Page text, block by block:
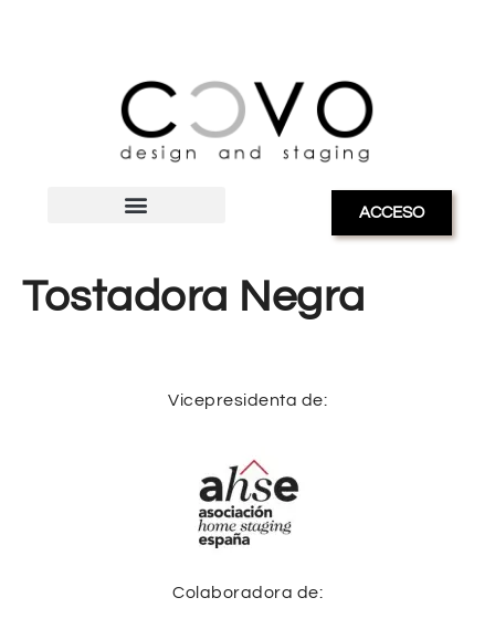
ACCESO
Tostadora Negra
Vicepresidenta de:
Colaboradora de: